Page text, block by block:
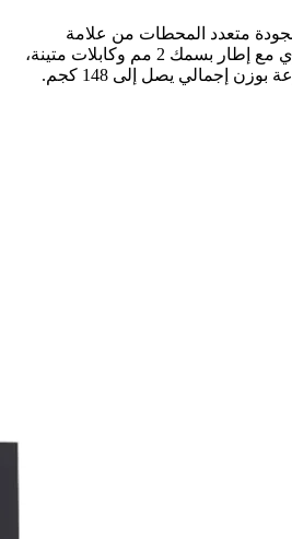
متعدد المحطات من علامة
فولكس جيم، يتميز ببناء قوي مع إطار بسمك 2 مم وكابلات متينة،
إجمالي يصل إلى 148 كجم.